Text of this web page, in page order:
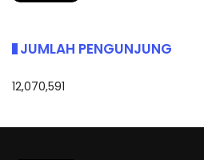
JUMLAH PENGUNJUNG
12,070,591